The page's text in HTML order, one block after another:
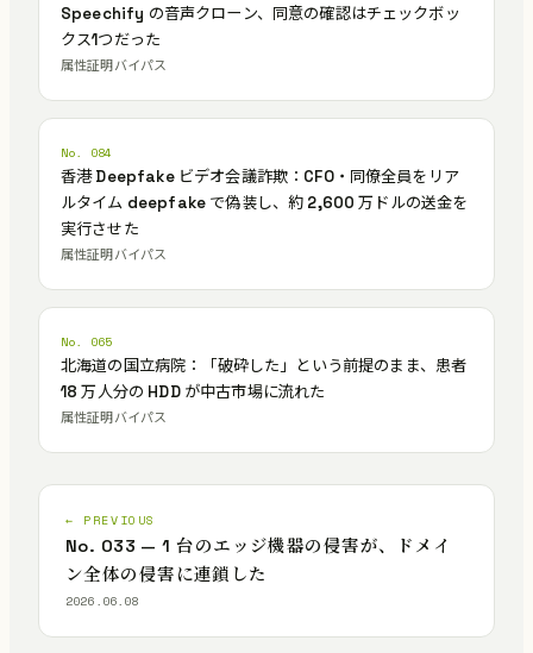
Speechify の音声クローン、同意の確認はチェックボッ
クス1つだった
属性証明バイパス
No. 084
香港 Deepfake ビデオ会議詐欺：CFO・同僚全員をリア
ルタイム deepfake で偽装し、約 2,600 万ドルの送金を
実行させた
属性証明バイパス
No. 065
北海道の国立病院：「破砕した」という前提のまま、患者
18 万人分の HDD が中古市場に流れた
属性証明バイパス
← PREVIOUS
No. 033 — 1 台のエッジ機器の侵害が、ドメイ
ン全体の侵害に連鎖した
2026.06.08